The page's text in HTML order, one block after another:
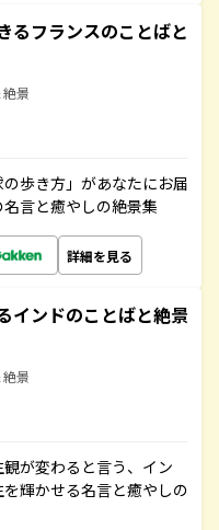
るフランスのことばと
景
歩き方」があなたにお届
言と癒やしの絶景集
詳細を見る
インドのことばと絶景
景
が変わると言う、イン
輝かせる名言と癒やしの